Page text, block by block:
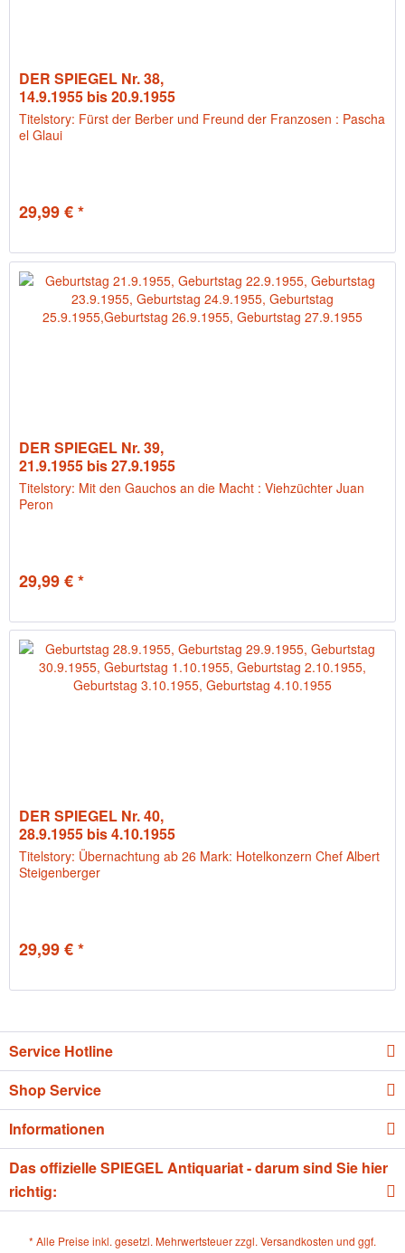
DER SPIEGEL Nr. 38,
14.9.1955 bis 20.9.1955
Titelstory: Fürst der Berber und Freund der Franzosen : Pascha
el Glaui
29,99 € *
DER SPIEGEL Nr. 39,
21.9.1955 bis 27.9.1955
Titelstory: Mit den Gauchos an die Macht : Viehzüchter Juan
Peron
29,99 € *
DER SPIEGEL Nr. 40,
28.9.1955 bis 4.10.1955
Titelstory: Übernachtung ab 26 Mark: Hotelkonzern Chef Albert
Steigenberger
29,99 € *
Service Hotline
Shop Service
Informationen
Das offizielle SPIEGEL Antiquariat - darum sind Sie hier
richtig:
* Alle Preise inkl. gesetzl. Mehrwertsteuer zzgl. Versandkosten und ggf.